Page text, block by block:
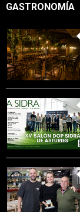
GASTRONOMÍA